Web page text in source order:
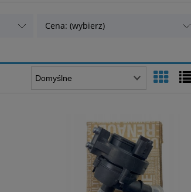
Cena: (wybierz)